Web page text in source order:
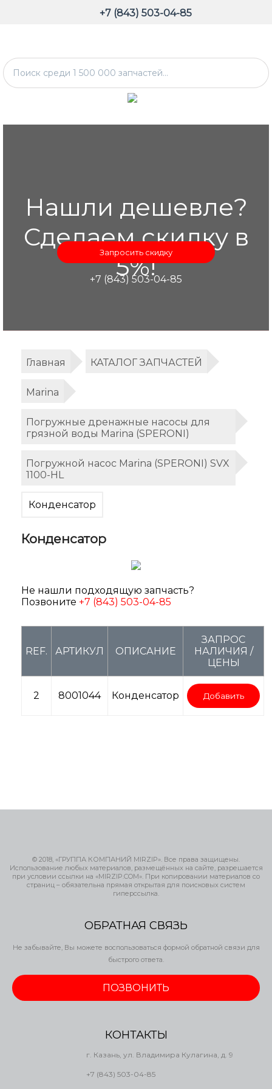
+7 (843) 503-04-85
Нашли дешевле?
Сделаем скидку в
5%!
Запросить скидку
+7 (843) 503-04-85
Главная КАТАЛОГ ЗАПЧАСТЕЙ
Marina
Погружные дренажные насосы для
грязной воды Marina (SPERONI)
Погружной насос Marina (SPERONI) SVX
1100-HL
Конденсатор
Конденсатор
Не нашли подходящую запчасть?
Позвоните +7 (843) 503-04-85
REF. АРТИКУЛ ОПИСАНИЕ
ЗАПРОС
НАЛИЧИЯ /
ЦЕНЫ
2 8001044 Конденсатор Добавить
© 2018, «ГРУППА КОМПАНИЙ MIRZIP». Все права защищены.
Использование любых материалов, размещённых на сайте, разрешается
при условии ссылки на «MIRZIP.COM». При копировании материалов со
страниц – обязательна прямая открытая для поисковых систем
гиперссылка.
ОБРАТНАЯ СВЯЗЬ
Не забывайте, Вы можете воспользоваться формой обратной связи для
быстрого ответа.
ПОЗВОНИТЬ
КОНТАКТЫ
г. Казань, ул. Владимира Кулагина, д. 9
+7 (843) 503-04-85